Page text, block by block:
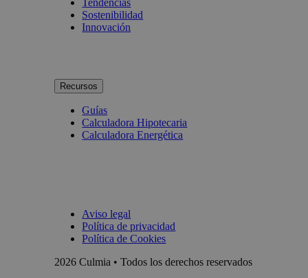
Sostenibilidad
Innovación
Recursos
Guías
Calculadora Hipotecaria
Calculadora Energética
Aviso legal
Política de privacidad
Política de Cookies
2026 Culmia • Todos los derechos reservados